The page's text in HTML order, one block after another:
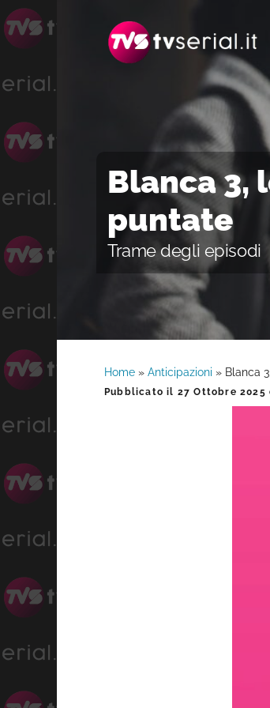
navigazione
contenuto
Blanca 3,
puntate
Trame degli episodi
Home » Anticipazioni » Blanca
Pubblicato il 27 Ottobre 2025
Barra